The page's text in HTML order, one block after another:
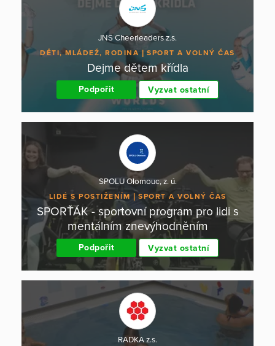
JNS Cheerleaders z.s.
DĚTI, MLÁDEŽ, RODINA SPORT A VOLNÝ ČAS
Dejme dětem křídla
Podpořit Vyzvat ostatní
SPOLU Olomouc, z. ú.
LIDÉ S POSTIŽENÍM SPORT A VOLNÝ ČAS
SPORŤÁK - sportovní program pro lidi s
mentálním znevýhodněním
Podpořit Vyzvat ostatní
RADKA z.s.